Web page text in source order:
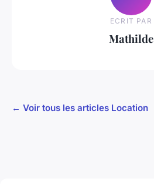
ECRIT PAR
Mathilde
← Voir tous les articles Location